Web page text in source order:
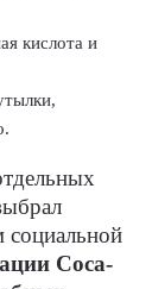
кислота и
социальной
Coca-